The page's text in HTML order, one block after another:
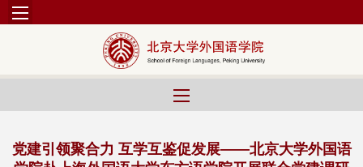
党建引领聚合力 互学互鉴促发展——北京大学外国语